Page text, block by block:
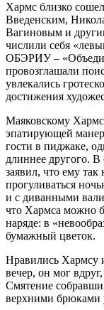
Хармс близко
Введенским,
Вагиновым и
числили себя
ОБЭРИУ –
провозглашали
увлекались
достижения
Маяковскому Хармс
эпатирующей
гости в пиджаке,
длиннее другого. В
заявил, что ему
прогуливаться
и с диванными
что Хармса можно
наряде: в
бумажный цветок.
Нравились Хармсу
вечер, он мог
Смятение
верхними брюками